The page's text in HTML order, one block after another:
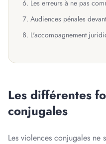
Les erreurs à ne pas
Audiences pénales
L'accompagnement
Les différentes
conjugales
Les violences conjugales ne